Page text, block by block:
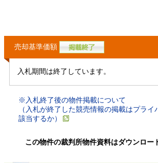
売却基準価額
入札期間は終了しています。
※入札終了後の物件掲載について
（入札が終了した競売情報の掲載はプライ
該当するか）
この物件の裁判所物件資料はダウンロー